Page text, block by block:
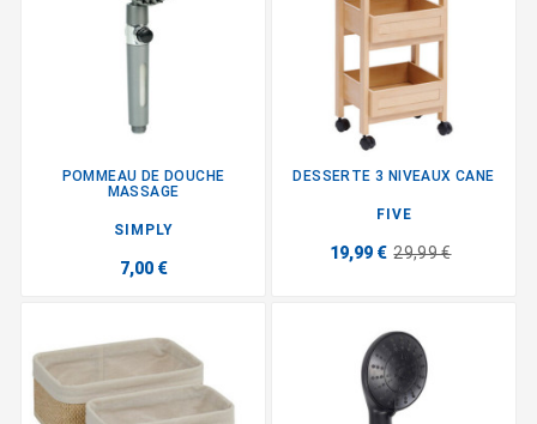
POMMEAU DE DOUCHE
MASSAGE
SIMPLY
7,00 €
DESSERTE 3 NIVEAUX CANE
FIVE
19,99 € 29,99 €